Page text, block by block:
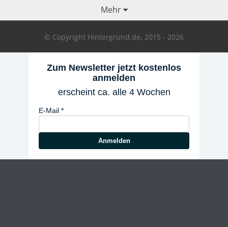
Mehr
© Copyright Hintergrund.de, 2015 - 2026
Zum Newsletter jetzt kostenlos
anmelden
erscheint ca. alle 4 Wochen
E-Mail
Anmelden